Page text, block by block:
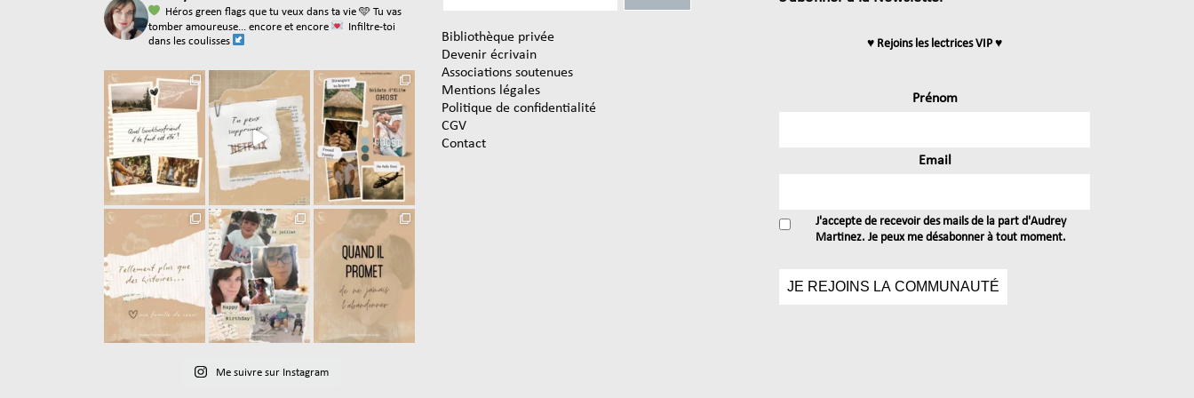
Héros green flags que tu veux dans ta vie 🩵 Tu vas
tomber amoureuse... encore et encore
Infiltre-toi
dans les coulisses
Me suivre sur Instagram
Bibliothèque privée
Devenir écrivain
Associations soutenues
Mentions légales
Politique de confidentialité
CGV
Contact
♥ Rejoins les lectrices VIP ♥
Prénom
Email
J'accepte de recevoir des mails de la part d'Audrey
Martinez. Je peux me désabonner à tout moment.